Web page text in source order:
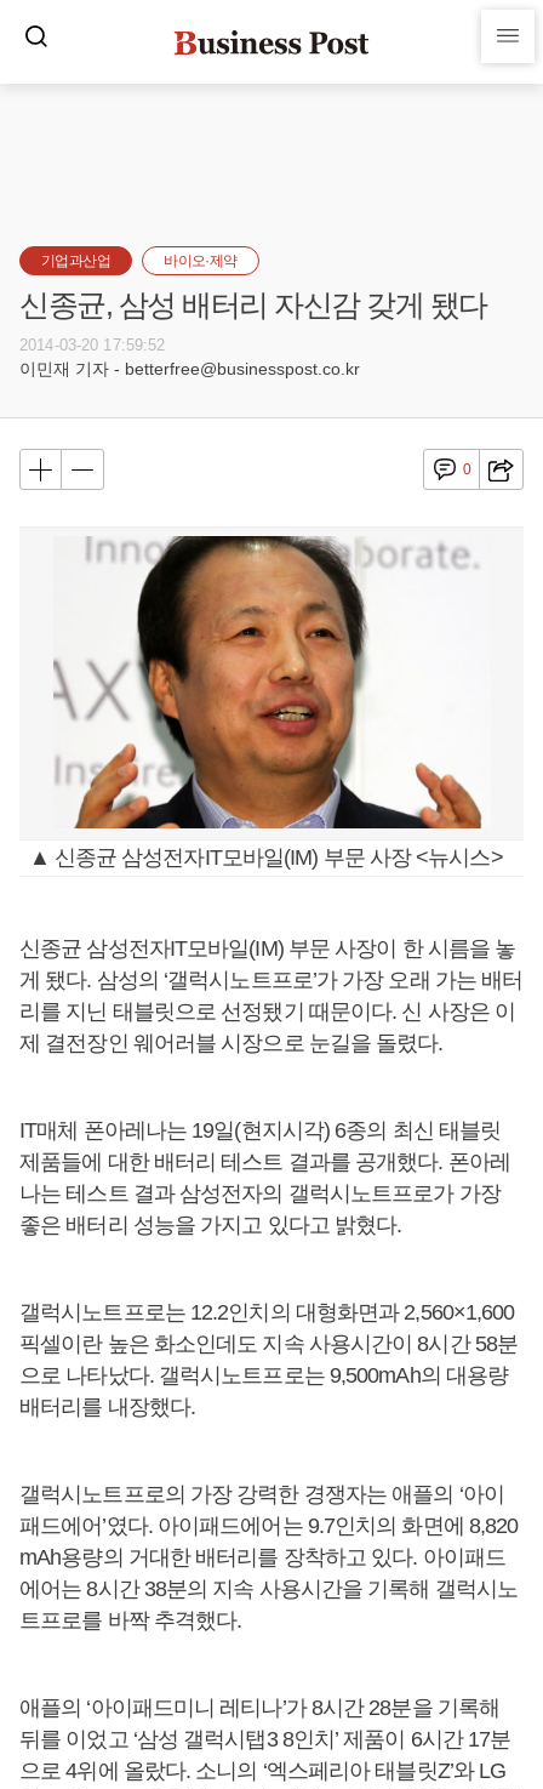
기업과산업 바이오·제약
신종균, 삼성 배터리 자신감 갖게 됐다
2014-03-20 17:59:52
이민재 기자 - betterfree@businesspost.co.kr
0
▲ 신종균 삼성전자IT모바일(IM) 부문 사장 <뉴시스>
신종균 삼성전자IT모바일(IM) 부문 사장이 한 시름을 놓
게 됐다. 삼성의 ‘갤럭시노트프로’가 가장 오래 가는 배터
리를 지닌 태블릿으로 선정됐기 때문이다. 신 사장은 이
제 결전장인 웨어러블 시장으로 눈길을 돌렸다.
IT매체 폰아레나는 19일(현지시각) 6종의 최신 태블릿
제품들에 대한 배터리 테스트 결과를 공개했다. 폰아레
나는 테스트 결과 삼성전자의 갤럭시노트프로가 가장
좋은 배터리 성능을 가지고 있다고 밝혔다.
갤럭시노트프로는 12.2인치의 대형화면과 2,560×1,600
픽셀이란 높은 화소인데도 지속 사용시간이 8시간 58분
으로 나타났다. 갤럭시노트프로는 9,500mAh의 대용량
배터리를 내장했다.
갤럭시노트프로의 가장 강력한 경쟁자는 애플의 ‘아이
패드에어’였다. 아이패드에어는 9.7인치의 화면에 8,820
mAh용량의 거대한 배터리를 장착하고 있다. 아이패드
에어는 8시간 38분의 지속 사용시간을 기록해 갤럭시노
트프로를 바짝 추격했다.
애플의 ‘아이패드미니 레티나’가 8시간 28분을 기록해
뒤를 이었고 ‘삼성 갤럭시탭3 8인치’ 제품이 6시간 17분
으로 4위에 올랐다. 소니의 ‘엑스페리아 태블릿Z’와 LG